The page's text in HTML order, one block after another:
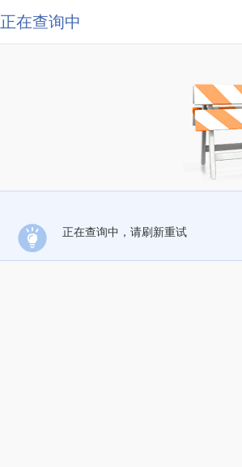
正在查询中
正在查询中，请刷新重试